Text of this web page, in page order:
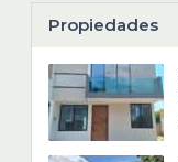
Propiedades